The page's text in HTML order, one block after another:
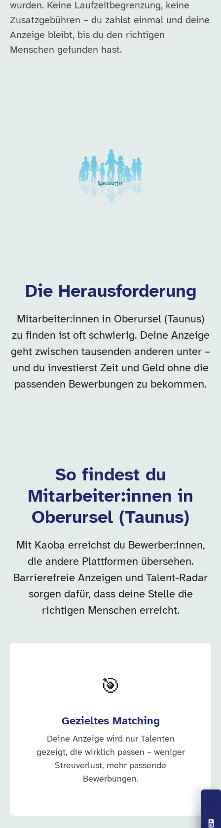
wurden. Keine Laufzeitbegrenzung, keine
Zusatzgebühren – du zahlst einmal und deine
Anzeige bleibt, bis du den richtigen
Menschen gefunden hast.
Unsere Arbeitgeber in
Die Herausforderung
Mitarbeiter:innen in Oberursel (Taunus)
zu finden ist oft schwierig. Deine Anzeige
geht zwischen tausenden anderen unter –
und du investierst Zeit und Geld ohne die
passenden Bewerbungen zu bekommen.
So findest du
Mitarbeiter:innen in
Oberursel (Taunus)
Mit Kaoba erreichst du Bewerber:innen,
die andere Plattformen übersehen.
Barrierefreie Anzeigen und Talent-Radar
sorgen dafür, dass deine Stelle die
richtigen Menschen erreicht.
🎯
Gezieltes Matching
Deine Anzeige wird nur Talenten
gezeigt, die wirklich passen – weniger
Streuverlust, mehr passende
Bewerbungen.